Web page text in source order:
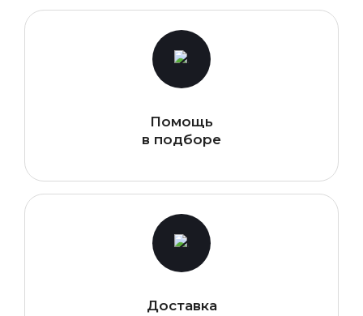
Помощь
в подборе
Доставка